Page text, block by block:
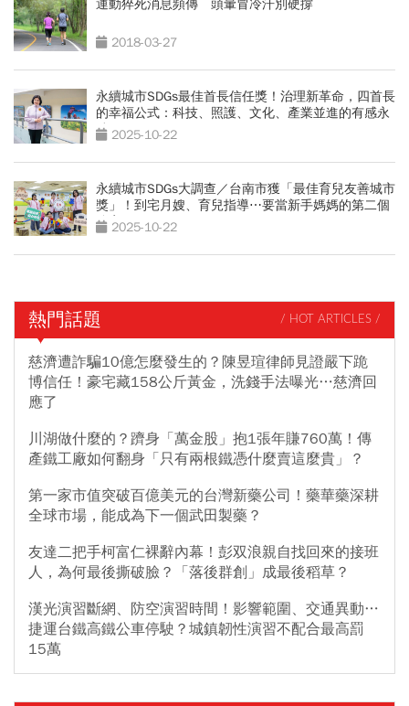
運動猝死消息頻傳 頭暈冒冷汗別硬撐
2018-03-27
永續城市SDGs最佳首長信任獎！治理新革命，四首長
的幸福公式：科技、照護、文化、產業並進的有感永
續 2025-10-22
永續城市SDGs大調查／台南市獲「最佳育兒友善城市
獎」！到宅月嫂、育兒指導⋯要當新手媽媽的第二個
娘家2025-10-22
熱門話題 / HOT ARTICLES /
慈濟遭詐騙10億怎麼發生的？陳昱瑄律師見證嚴下跪
博信任！豪宅藏158公斤黃金，洗錢手法曝光…慈濟回
應了
川湖做什麼的？躋身「萬金股」抱1張年賺760萬！傳
產鐵工廠如何翻身「只有兩根鐵憑什麼賣這麼貴」？
第一家市值突破百億美元的台灣新藥公司！藥華藥深耕
全球市場，能成為下一個武田製藥？
友達二把手柯富仁裸辭內幕！彭双浪親自找回來的接班
人，為何最後撕破臉？「落後群創」成最後稻草？
漢光演習斷網、防空演習時間！影響範圍、交通異動…
捷運台鐵高鐵公車停駛？城鎮韌性演習不配合最高罰
15萬